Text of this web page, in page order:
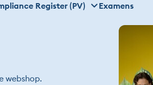
Register (PV) Examens
webshop.